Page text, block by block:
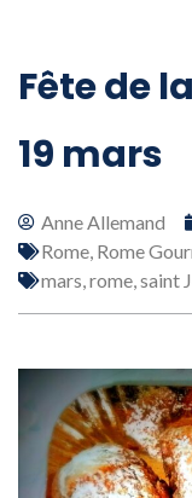
Fête de
19 mars
Anne Allemand
Rome, Rome
mars,rome,saint